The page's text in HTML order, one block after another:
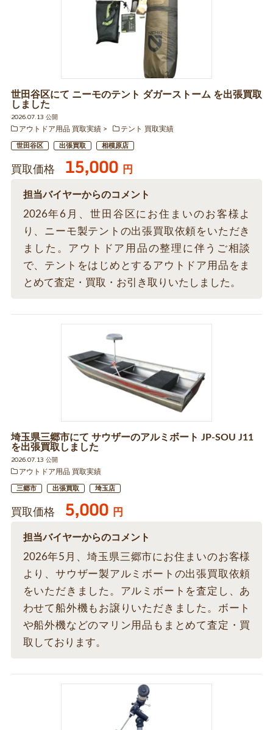
世田谷区にて ニーモのテント ダガーストーム を出張買取
しました
2026.07.13 公開
アウトドア用品 買取実績
テント 買取実績
世田谷区 出張買取 相模原店
買取価格 15,000 円
担当バイヤーからのコメント
2026年6月、世田谷区にお住まいのお客様よ
り、ニーモ製テントの出張買取依頼をいただき
ました。アウトドア用品の整理に伴うご相談
で、テントをはじめとするアウトドア用品をま
とめて査定・買取・お引き取りいたしました。
埼玉県三郷市にて サウザーのアルミボート JP-SOU J11
を出張買取しました
2026.07.13 公開
アウトドア用品 買取実績
三郷市 出張買取 埼玉店
買取価格 5,000 円
担当バイヤーからのコメント
2026年5月、埼玉県三郷市にお住まいのお客様
より、サウザー製アルミボートの出張買取依頼
をいただきました。アルミボートを査定し、あ
わせて船外機もお譲りいただきました。ボート
や船外機などのマリン用品もまとめて査定・買
取しております。